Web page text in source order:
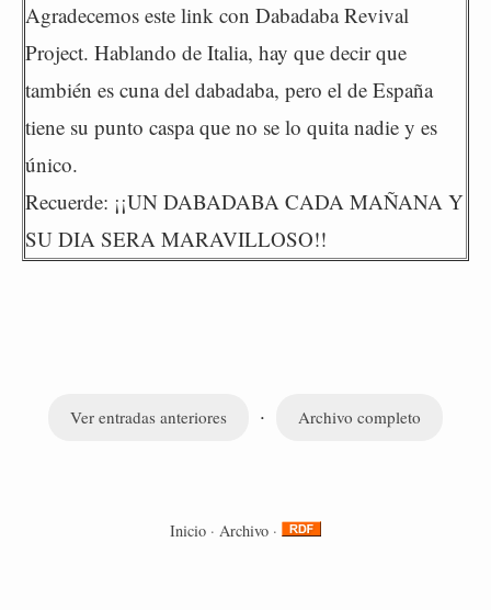
Agradecemos este link con Dabadaba Revival
Project. Hablando de Italia, hay que decir que
también es cuna del dabadaba, pero el de España
tiene su punto caspa que no se lo quita nadie y es
único.
Recuerde: ¡¡UN DABADABA CADA MAÑANA Y
SU DIA SERA MARAVILLOSO!!
Ver entradas anteriores · Archivo completo
Inicio · Archivo ·